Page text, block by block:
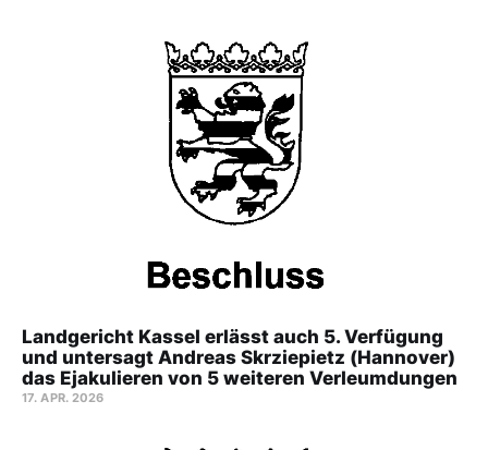
Landgericht Kassel erlässt auch 5. Verfügung
und untersagt Andreas Skrziepietz (Hannover)
das Ejakulieren von 5 weiteren Verleumdungen
17. APR. 2026